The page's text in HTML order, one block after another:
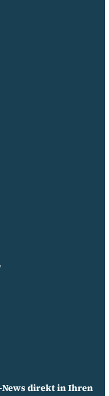
direkt in Ihren